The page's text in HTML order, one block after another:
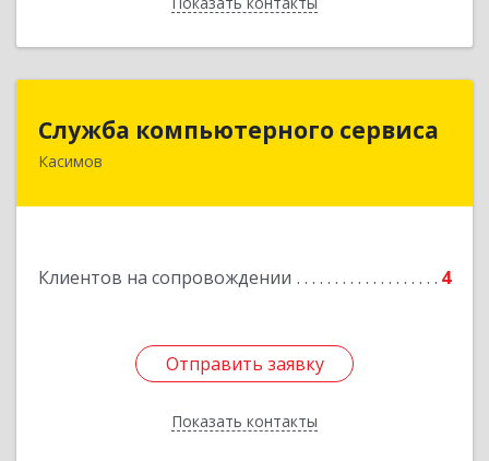
Служба компьютерного сервиса
Касимов
Клиентов на сопровождении 4
Отправить заявку
Показать контакты
Служба компьютерного сервиса
391300, Рязанская обл., г.Касимов, ул.Советская
Отправить заявку
Назад